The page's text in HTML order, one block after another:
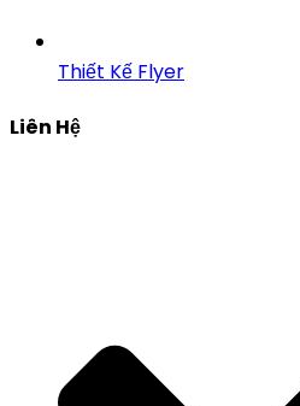
Thiết Kế Flyer
Liên Hệ